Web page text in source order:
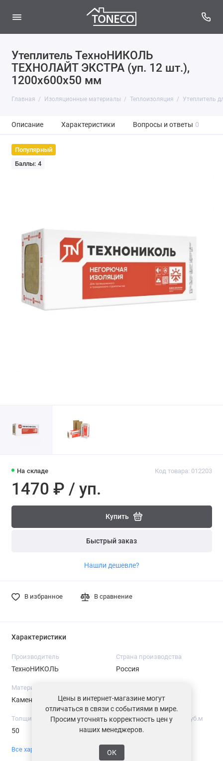
Утеплитель ТехноНИКОЛЬ
ТЕХНОЛАЙТ ЭКСТРА (уп. 12 шт.),
1200x600x50 мм
Главная Изоляционные материалы Теплоизоляция Утеплитель
Описание Характеристики Вопросы и ответы 0
Популярный
Баллы: 4
На складе Код товара: 012203
1470 ₽ / уп.
Купить
Быстрый заказ
Нашли дешевле?
В избранное В сравнение
Характеристики
Производитель
ТехноНИКОЛЬ
Страна производства
Россия
Материал
Каменная вата 1200
Толщина, мм
50
Средняя плотность, кг/куб.м
30-38
Все характеристики
Цены в интернет-магазине могут
отличаться в связи с событиями в мире.
Просим уточнять корректность цен у
наших менеджеров.
ОК